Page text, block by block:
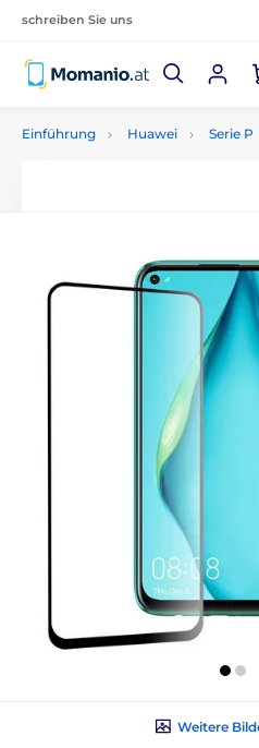
schreiben Sie uns
Einführung Huawei Serie P
Weitere